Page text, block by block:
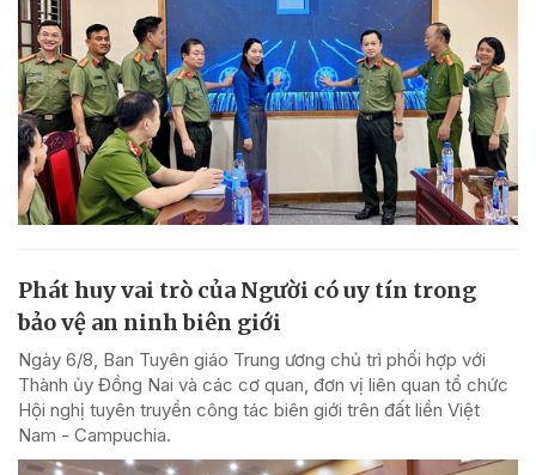
Phát huy vai trò của Người có uy tín trong
bảo vệ an ninh biên giới
Ngày 6/8, Ban Tuyên giáo Trung ương chủ trì phối hợp với
Thành ủy Đồng Nai và các cơ quan, đơn vị liên quan tổ chức
Hội nghị tuyên truyền công tác biên giới trên đất liền Việt
Nam - Campuchia.